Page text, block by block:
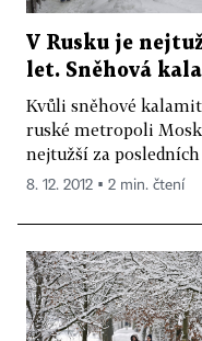
V Rusku je
let. Sněhová
Kvůli sněhové
ruské metropoli
nejtužší za
8. 12. 2012 ▪ 2 min. čtení